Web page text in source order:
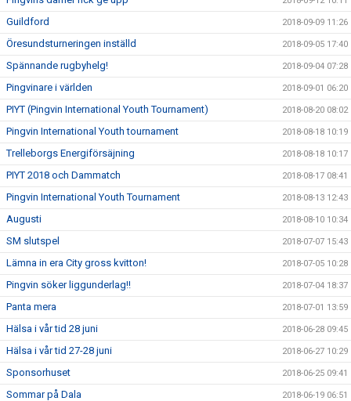
Guildford 2018-09-09 11:26
Öresundsturneringen inställd 2018-09-05 17:40
Spännande rugbyhelg! 2018-09-04 07:28
Pingvinare i världen 2018-09-01 06:20
PIYT (Pingvin International Youth Tournament) 2018-08-20 08:02
Pingvin International Youth tournament 2018-08-18 10:19
Trelleborgs Energiförsäjning 2018-08-18 10:17
PIYT 2018 och Dammatch 2018-08-17 08:41
Pingvin International Youth Tournament 2018-08-13 12:43
Augusti 2018-08-10 10:34
SM slutspel 2018-07-07 15:43
Lämna in era City gross kvitton! 2018-07-05 10:28
Pingvin söker liggunderlag!! 2018-07-04 18:37
Panta mera 2018-07-01 13:59
Hälsa i vår tid 28 juni 2018-06-28 09:45
Hälsa i vår tid 27-28 juni 2018-06-27 10:29
Sponsorhuset 2018-06-25 09:41
Sommar på Dala 2018-06-19 06:51